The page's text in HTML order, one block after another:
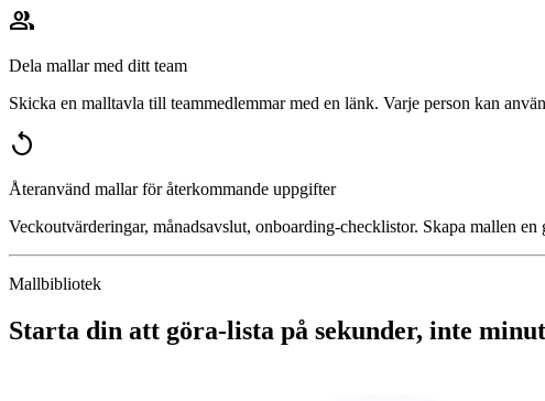
group
Dela mallar med ditt team
Skicka en malltavla till teammedlemmar med en länk. Varje person kan
replay
Återanvänd mallar för återkommande uppgifter
Veckoutvärderingar, månadsavslut, onboarding-checklistor. Skapa mallen
Mallbibliotek
Starta din att göra-lista på sekunder, inte